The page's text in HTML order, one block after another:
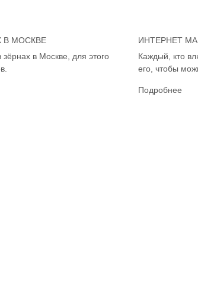
В МОСКВЕ
в Москве, для этого
ИНТЕРНЕТ
Каждый, кто
его, чтобы
Подробнее